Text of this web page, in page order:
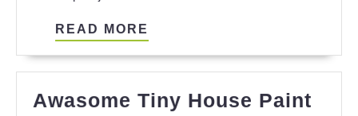
READ MORE
Awasome Tiny House Paint